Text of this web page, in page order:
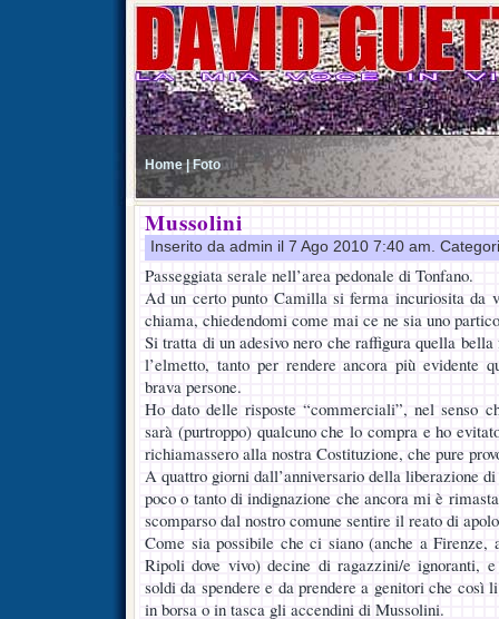
Home | Foto
Mussolini
Inserito da admin il 7 Ago 2010 7:40 am.
Passeggiata serale nell’area pedonale di Tonfano.
Ad un certo punto Camilla si ferma incuriosita da
chiama, chiedendomi come mai ce ne sia uno
Si tratta di un adesivo nero che raffigura quella
l’elmetto, tanto per rendere ancora più evidente
brava persone.
Ho dato delle risposte “commerciali”, nel senso
sarà (purtroppo) qualcuno che lo compra e ho
richiamassero alla nostra Costituzione, che pure
A quattro giorni dall’anniversario della liberazione
poco o tanto di indignazione che ancora mi è
scomparso dal nostro comune sentire il reato di
Come sia possibile che ci siano (anche a Firenze,
Ripoli dove vivo) decine di ragazzini/e ignoranti,
soldi da spendere e da prendere a genitori che così
in borsa o in tasca gli accendini di Mussolini.